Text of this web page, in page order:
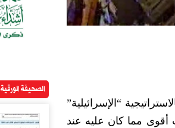
“الإسرائيلية”
أقوى مما كان عليه عند
الصحيفة الورقية